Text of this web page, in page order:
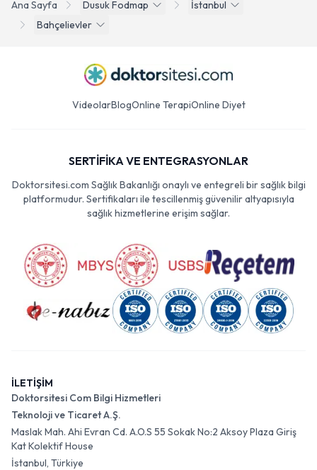
Ana Sayfa Dusuk Fodmap
İstanbul
Bahçelievler
VideolarBlogOnline TerapiOnline Diyet
SERTİFİKA VE ENTEGRASYONLAR
Doktorsitesi.com Sağlık Bakanlığı onaylı ve entegreli bir sağlık bilgi
platformudur. Sertifikaları ile tescillenmiş güvenilir altyapısıyla
sağlık hizmetlerine erişim sağlar.
İLETİŞİM
Doktorsitesi Com Bilgi Hizmetleri
Teknoloji ve Ticaret A.Ş.
Maslak Mah. Ahi Evran Cd. A.O.S 55 Sokak No:2 Aksoy Plaza Giriş
Kat Kolektif House
İstanbul, Türkiye